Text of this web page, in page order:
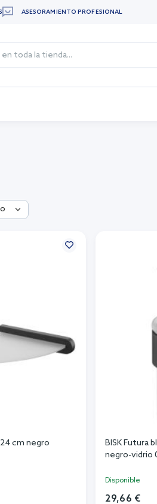
ASESORAMIENTO PROFESIONAL
cm negro
BISK Futura
negro-vidrio
Disponible
29,66 €